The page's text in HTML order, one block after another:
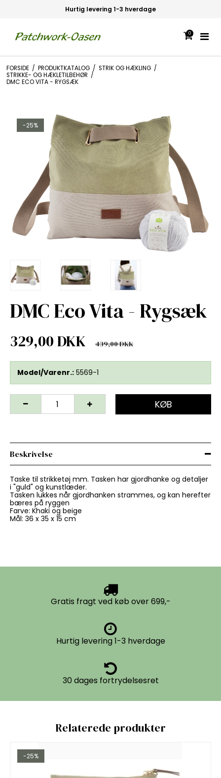
Hurtig levering 1-3 hverdage
0
FORSIDE / PRODUKTKATALOG / STRIK OG HÆKLING /
STRIKKE- OG HÆKLETILBEHØR /
DMC ECO VITA - RYGSÆK
-25%
DMC Eco Vita - Rygsæk
329,00 DKK 439,00 DKK
Model/Varenr.: 5569-1
KØB
Beskrivelse
Taske til strikketøj mm. Tasken har gjordhanke og detaljer
i "guld" og kunstlæder.
Tasken lukkes når gjordhanken strammes, og kan herefter
bæres på ryggen
Farve: Khaki og beige
Mål: 36 x 35 x 15 cm
Gratis fragt ved køb over 699,-
Hurtig levering 1-3 hverdage
30 dages fortrydelsesret
Relaterede produkter
-25%